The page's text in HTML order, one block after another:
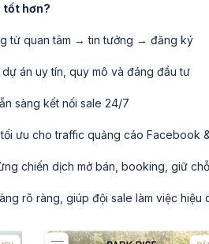
tốt hơn?
từ quan tâm → tin tưởng → đăng ký
án uy tín, quy mô và đáng đầu tư
sàng kết nối sale 24/7
ưu cho traffic quảng cáo Facebook
chiến dịch mở bán, booking, giữ chỗ
rõ ràng, giúp đội sale làm việc hiệu